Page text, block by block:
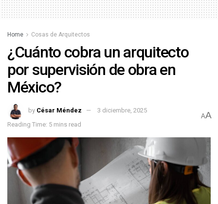
Home Cosas de Arquitectos
¿Cuánto cobra un arquitecto
por supervisión de obra en
México?
by César Méndez
3 diciembre, 2025
Reading Time: 5 mins read
AA